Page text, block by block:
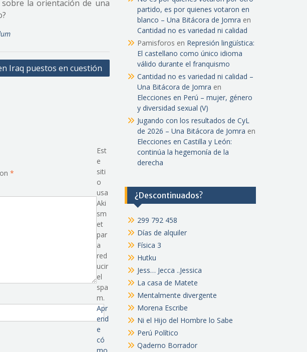
la orientación de una
Iraq puestos en cuestión
*
Est
e
siti
o
usa
Aki
sm
et
par
a
red
ucir
el
spa
m.
Apr
end
e
có
partido, es por quienes votaron en
blanco – Una Bitácora de Jomra en
Cantidad no es variedad ni calidad
Pamisforos en Represión lingüística:
El castellano como único idioma
válido durante el franquismo
Cantidad no es variedad ni calidad –
Una Bitácora de Jomra en
Elecciones en Perú – mujer, género
y diversidad sexual (V)
Jugando con los resultados de CyL
de 2026 – Una Bitácora de Jomra en
Elecciones en Castilla y León:
continúa la hegemonía de la
derecha
¿Descontinuados?
299 792 458
Días de alquiler
Física 3
Hutku
Jess… Jecca ..Jessica
La casa de Matete
Mentalmente divergente
Morena Escribe
Ni el Hijo del Hombre lo Sabe
Perú Político
Qaderno Borrador